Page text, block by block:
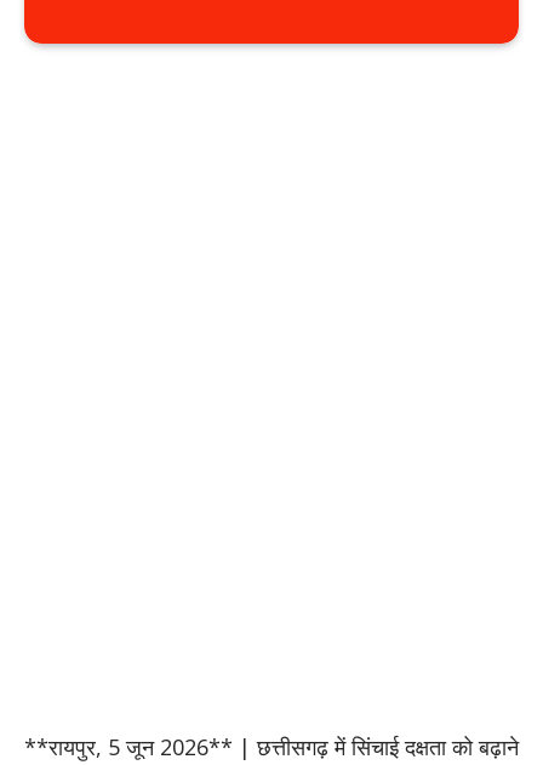
**रायपुर, 5 जून 2026** | छत्तीसगढ़ में सिंचाई दक्षता को बढ़ाने